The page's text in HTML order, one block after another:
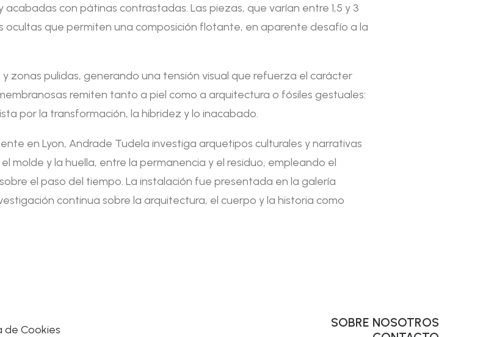
con pátinas contrastadas. Las piezas, que varían entre 1,5 y 3
que permiten una composición flotante, en aparente desafío a la
zonas pulidas, generando una tensión visual que refuerza el carácter
remiten tanto a piel como a arquitectura o fósiles gestuales:
por la transformación, la hibridez y lo inacabado.
en Lyon, Andrade Tudela investiga arquetipos culturales y narrativas
molde y la huella, entre la permanencia y el residuo, empleando el
el paso del tiempo. La instalación fue presentada en la galería
continua sobre la arquitectura, el cuerpo y la historia como
de Cookies
SOBRE NOSOTROS